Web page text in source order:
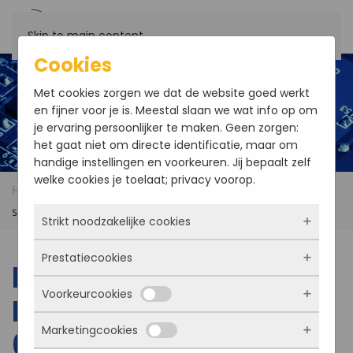
Skip to main content
Home Products
EVOC IPC-620H Wall Mount PC
supports 6th/7th i3/i5/i7 CPU
EVOC IPC-620H Wall
Mount PC supports
Cookies
Met cookies zorgen we dat de website goed werkt
en fijner voor je is. Meestal slaan we wat info op om
je ervaring persoonlijker te maken. Geen zorgen:
het gaat niet om directe identificatie, maar om
handige instellingen en voorkeuren. Jij bepaalt zelf
welke cookies je toelaat; privacy voorop.
Strikt noodzakelijke cookies
Deze cookies zorgen ervoor dat de website
überhaupt werkt. Ze zijn dus altijd actief en
kunnen niet worden uitgezet. Meestal worden
ze alleen geplaatst als jij iets doet, zoals
inloggen, een formulier invullen of je
Prestatiecookies
Met deze cookies zien we hoe vaak onze site
bezocht wordt, waar bezoekers vandaan
komen en welke pagina’s populair zijn. Zo
Voorkeurcookies
Deze cookies onthouden jouw voorkeuren.
Marketingcookies